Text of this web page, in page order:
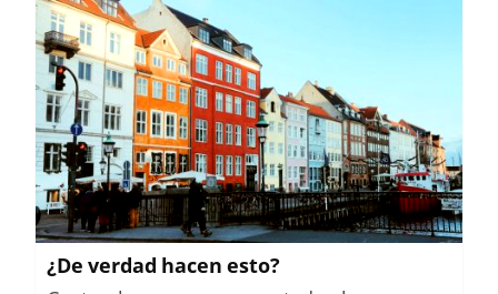
¿De verdad hacen esto?